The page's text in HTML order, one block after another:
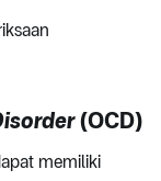
(OCD)
memiliki